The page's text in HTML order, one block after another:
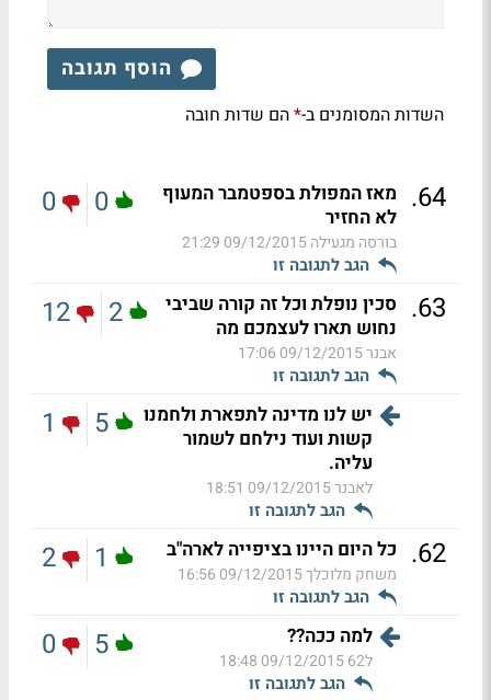
הוסף תגובה
השדות המסומנים ב-*הם שדות חובה
64
. מאז המפולת בספטמבר המעוף
לא החזיר
בורסה מגעילה09/12/2015 21:29
הגב לתגובה זו
0
0
63
. סכין נופלת וכל זה קורה שביבי
נחוש תארו לעצמכם מה
אבנר09/12/2015 17:06
הגב לתגובה זו
2
12
יש לנו מדינה לתפארת ולחמנו
קשות ועוד נילחם לשמור
עליה.
לאבנר09/12/2015 18:51
הגב לתגובה זו
5
1
62
. כל היום היינו בציפייה לארה"ב
משחק מלוכלך09/12/2015 16:56
הגב לתגובה זו
1
2
למה ככה??
ל62 09/12/2015 18:48
הגב לתגובה זו
5
0